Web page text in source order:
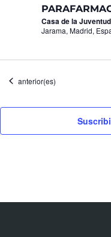
Casa de la Juventud
Jarama, Madrid,
Eventos
anterior(es)